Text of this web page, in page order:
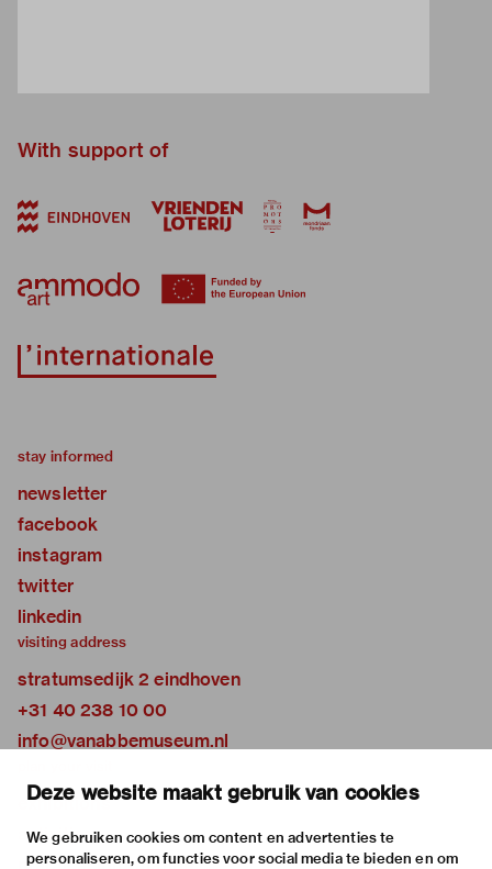
Deze website maakt gebruik van cookies
We gebruiken cookies om content en advertenties te
personaliseren, om functies voor social media te bieden en om
With support of
stay informed
newsletter
facebook
instagram
twitter
linkedin
visiting address
stratumsedijk 2 eindhoven
+31 40 238 10 00
info@vanabbemuseum.nl
exhibitions
activities